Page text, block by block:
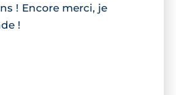
! Encore merci, je
!